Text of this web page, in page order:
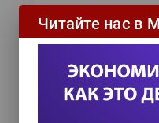
ИТ-календарь
III Международный
8 сентября 2026
Читайте нас в